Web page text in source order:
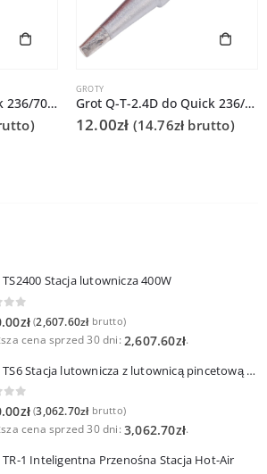
Grot Q-T-SB do Quick 236/706/936A/3104/3102/TS1100
GROTY
Grot Q-T-2.4D do Quick 236/706/936A/3104/3102/TS1100
12.00zł (14.76zł brutto)
Stacja lutownicza 400W
zł (2,607.60złbrutto)
cena sprzed 30 dni: 2,607.60zł.
Quick TS6 Stacja lutownicza z lutownicą pincetową 60W
of 5
zł (3,062.70złbrutto)
cena sprzed 30 dni: 3,062.70zł.
1 Inteligentna Przenośna Stacja Hot-Air